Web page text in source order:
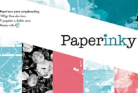
AÑADIR AL CARRITO /